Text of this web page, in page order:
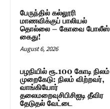
பேருந்தில் கல்லூரி
மாணவிக்குப் பாலியல்
தொல்லை – கோவை போலீஸ்
கைது!
August 6, 2026
பழநியில் ரூ.100 கோடி நிலம்
முறைகேடு: நிலம் விற்றவர்,
வாங்கியோர்
தலைமறைவுசிபிசிஐடி தீவிர
தேடுதல் வேட்டை